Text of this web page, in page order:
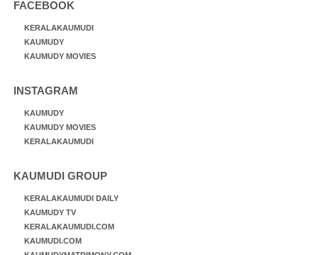
FACEBOOK
KERALAKAUMUDI
KAUMUDY
KAUMUDY MOVIES
INSTAGRAM
KAUMUDY
KAUMUDY MOVIES
KERALAKAUMUDI
KAUMUDI GROUP
KERALAKAUMUDI DAILY
KAUMUDY TV
KERALAKAUMUDI.COM
KAUMUDI.COM